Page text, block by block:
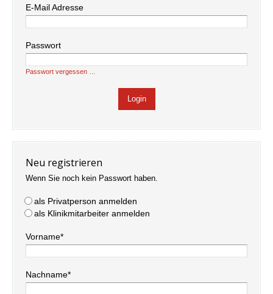
E-Mail Adresse
Passwort
Passwort vergessen …
Neu registrieren
Wenn Sie noch kein Passwort haben.
als Privatperson anmelden
als Klinikmitarbeiter anmelden
Vorname*
Nachname*